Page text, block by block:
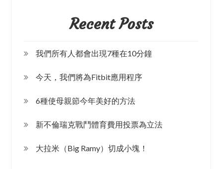
Recent Posts
我們所有人都會出現7種在10分鐘
今天，我們將為Fitbit應用程序
6種使母親節今年美好的方法
新不倫瑞克戰鬥體育費用投票為立法
大拉米（Big Ramy）切成小塊！